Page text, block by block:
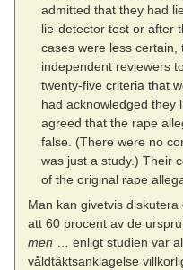
admitted that they had
lie-detector test or after
cases were less
independent reviewers
twenty-five criteria that
had acknowledged they
agreed that the rape
false. (There were no
was just a study.) Their
of the original rape
Man kan givetvis
att 60 procent av de
men … enligt studien var
våldtäktsanklagelse